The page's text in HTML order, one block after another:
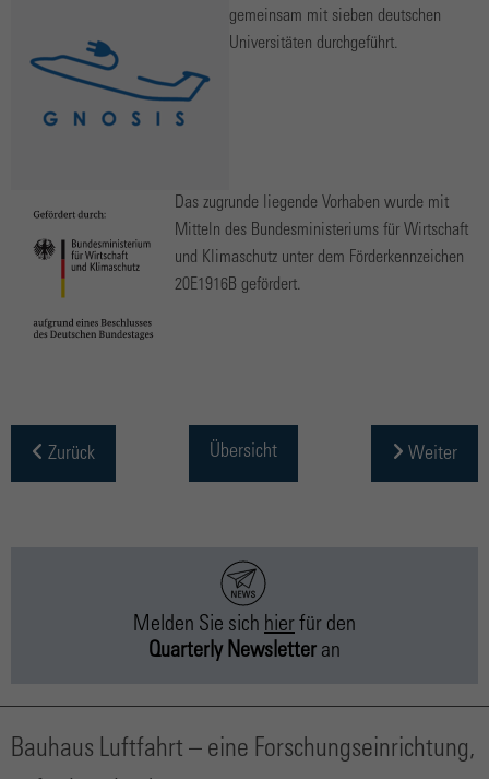
gemeinsam mit sieben deutschen
Universitäten durchgeführt.
Das zugrunde liegende Vorhaben wurde mit
Mitteln des Bundesministeriums für Wirtschaft
und Klimaschutz unter dem Förderkennzeichen
20E1916B gefördert.
Zurück Übersicht Weiter
Melden Sie sich hier für den
Quarterly Newsletter an
Bauhaus Luftfahrt – eine Forschungseinrichtung,